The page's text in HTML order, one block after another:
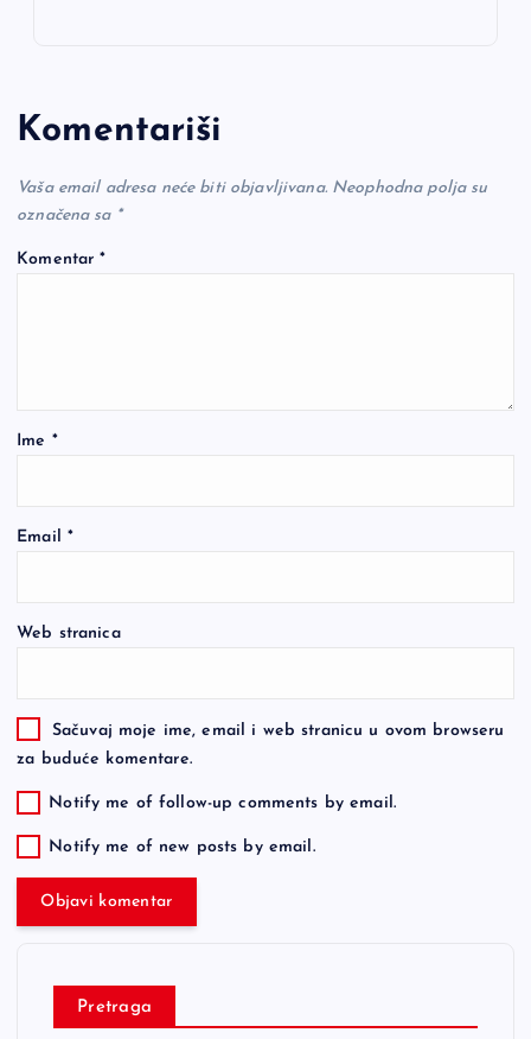
Komentariši
Vaša email adresa neće biti objavljivana. Neophodna polja su
označena sa *
Komentar*
Ime *
Email *
Web stranica
Sačuvaj moje ime, email i web stranicu u ovom browseru
za buduće komentare.
Notify me of follow-up comments by email.
Notify me of new posts by email.
Pretraga